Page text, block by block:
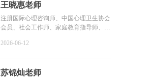
王晓惠老师
注册国际心理咨询师、中国心理卫生协会
会员、社会工作师、家庭教育指导师、咨
2026-06-12
苏锦灿老师